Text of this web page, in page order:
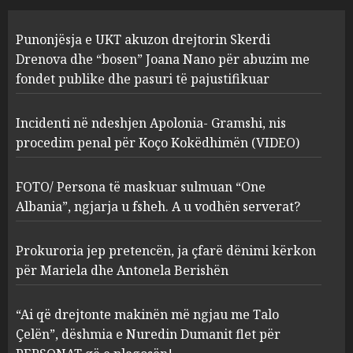
2
Apolonia- Gramshi, nis
procedim penal për Koço
Kokëdhimën (VIDEO)
MARCH 27, 2025
3
FOTO/ Persona të maskuar
sulmuan “One Albania”,
ngjarja u fsheh. A u vodhën
serverat?
MARCH 25, 2025
4
Prokuroria jep pretencën, ja
çfarë dënimi kërkon për
Berishën
MARCH 25, 2025
Punonjësja e UKT akuzon drejtorin Skerdi
Drenova dhe “bosen” Joana Nano për abuzim me
fondet publike dhe pasuri të pajustifikuar
Incidenti në ndeshjen Apolonia- Gramshi, nis
procedim penal për Koço Kokëdhimën (VIDEO)
FOTO/ Persona të maskuar sulmuan “One
Albania”, ngjarja u fsheh. A u vodhën serverat?
Prokuroria jep pretencën, ja çfarë dënimi kërkon
për Mariela dhe Antonela Berishën
“Ai që drejtonte makinën më ngjau me Talo
Çelën”, dëshmia e Nuredin Dumanit flet për